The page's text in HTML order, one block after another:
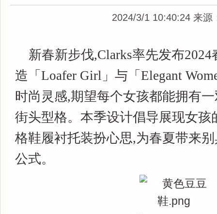
2024/3/1 10:40:24 来源
新春新步伐,Clarks率先发布
造「Loafer Girl」与「Elegant
时尚灵感,期望每个女孩都能拥有
街头型格。本季设计倡导展现女孩
格鞋履衬托装扮心思,为春夏带来
公式。